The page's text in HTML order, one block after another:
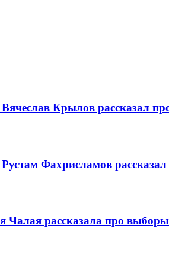
Крылов рассказал
Фахрисламов
Чалая рассказала про